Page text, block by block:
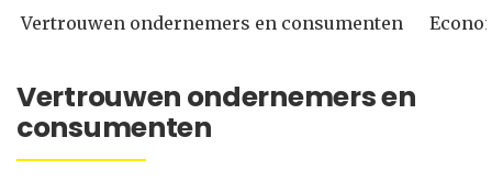
Vertrouwen ondernemers en consumenten
Vertrouwen ondernemers en
consumenten